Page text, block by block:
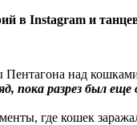
в Instagram и
над
пока разрез был
где кошек